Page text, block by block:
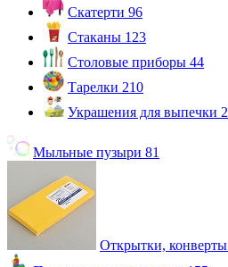
Скатерти 96
Стаканы 123
Столовые приборы 44
Тарелки 210
Украшения для выпечки 2
Мыльные пузыри 81
Открытки, конверты